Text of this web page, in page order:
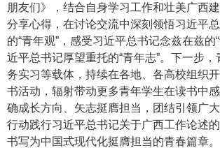
朋友们》，结合自身学习工作和壮美广西
分享心得，在讨论交流中深刻领悟习近平
的“青年观”，感受习近平总书记念兹在兹的
近平总书记厚望重托的“青年志”。下一步
务实习等载体，持续在各地、各高校组织
书活动，辐射带动更多青年学生在读书中
确成长方向、矢志挺膺担当，团结引领广
行动践行习近平总书记关于广西工作论述
书写为中国式现代化挺膺担当的青春篇章。